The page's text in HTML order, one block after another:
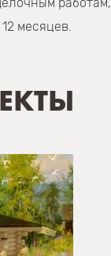
месяцев.